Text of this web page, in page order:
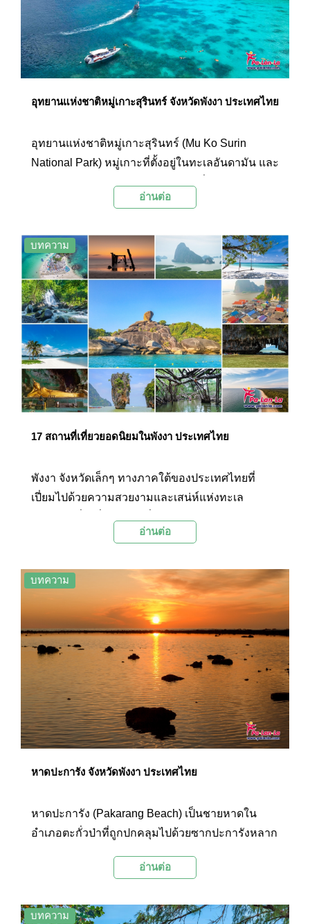
อุทยานแห่งชาติหมู่เกาะสุรินทร์ จังหวัดพังงา ประเทศไทย
อุทยานแห่งชาติหมู่เกาะสุรินทร์ (Mu Ko Surin
National Park) หมู่เกาะที่ตั้งอยู่ในทะเลอันดามัน และ
ตะวันตกของไทยประมาณ 70 กิโลเมตร ประกอบ
ใต้ เกาะรี เกาะไข่ และเกาะกลาง
อ่านต่อ
บทความ
17 สถานที่เที่ยวยอดนิยมในพังงา ประเทศไทย
พังงา จังหวัดเล็กๆ ทางภาคใต้ของประเทศไทยที่
เปี่ยมไปด้วยความสวยงามและเสน่ห์แห่งทะเล
ยังมีสถานที่ท่องเที่ยวอีกหลายแห่งมากที่ยังรอคอยให้
สมบูรณ์บนผืนแผ่นดินและโลกแห่งท้องทะเลสีคราม
ที่น่าหลงใหล รวมถึงศิลปวัฒนธรรมที่เป็นเอกลักษณ์
ของจังหวัดแห่งนี้... ไปติดตาม 17 สถานที่ท่องเที่ยว
ยอดนิยมในพังงาที่ Palanla อยากชวนให้ไปเยือนด้วย
กัน
อ่านต่อ
บทความ
หาดปะการัง จังหวัดพังงา ประเทศไทย
หาดปะการัง (Pakarang Beach) เป็นชายหาดใน
อำเภอตะกั่วป่าที่ถูกปกคลุมไปด้วยซากปะการังหลาก
แก่การชมความงามของพระอาทิตย์ทอแสงสุดท้าย
อ่านต่อ
บทความ